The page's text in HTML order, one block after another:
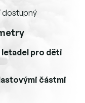
dostupný
letadel pro děti
částmi